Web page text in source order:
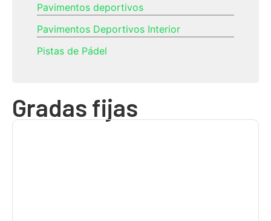
Pavimentos deportivos
Pavimentos Deportivos Interior
Pistas de Pádel
Gradas fijas